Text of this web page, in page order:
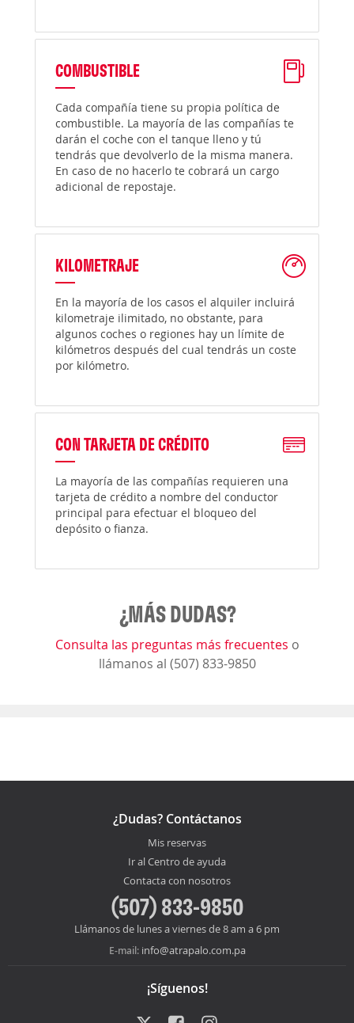
COMBUSTIBLE
Cada compañía tiene su propia política de
combustible. La mayoría de las compañías te
darán el coche con el tanque lleno y tú
tendrás que devolverlo de la misma manera.
En caso de no hacerlo te cobrará un cargo
adicional de repostaje.
KILOMETRAJE
En la mayoría de los casos el alquiler incluirá
kilometraje ilimitado, no obstante, para
algunos coches o regiones hay un límite de
kilómetros después del cual tendrás un coste
por kilómetro.
CON TARJETA DE CRÉDITO
La mayoría de las compañías requieren una
tarjeta de crédito a nombre del conductor
principal para efectuar el bloqueo del
depósito o fianza.
¿MÁS DUDAS?
Consulta las preguntas más frecuentes o
llámanos al (507) 833-9850
¿Dudas? Contáctanos
Mis reservas
Ir al Centro de ayuda
Contacta con nosotros
(507) 833-9850
Llámanos de lunes a viernes de 8 am a 6 pm
E-mail: info@atrapalo.com.pa
¡Síguenos!